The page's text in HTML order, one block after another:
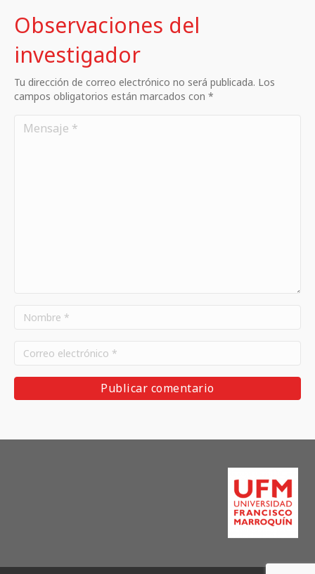
Observaciones del
investigador
Tu dirección de correo electrónico no será publicada. Los
campos obligatorios están marcados con *